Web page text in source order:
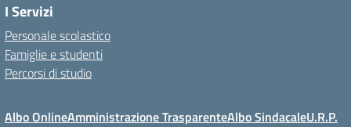
I Servizi
Personale scolastico
Famiglie e studenti
Percorsi di studio
Albo OnlineAmministrazione TrasparenteAlbo SindacaleU.R.P.